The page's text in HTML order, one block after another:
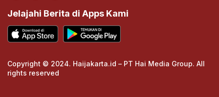
Jelajahi Berita di Apps Kami
Copyright © 2024. Haijakarta.id – PT Hai Media Group. All
rights reserved